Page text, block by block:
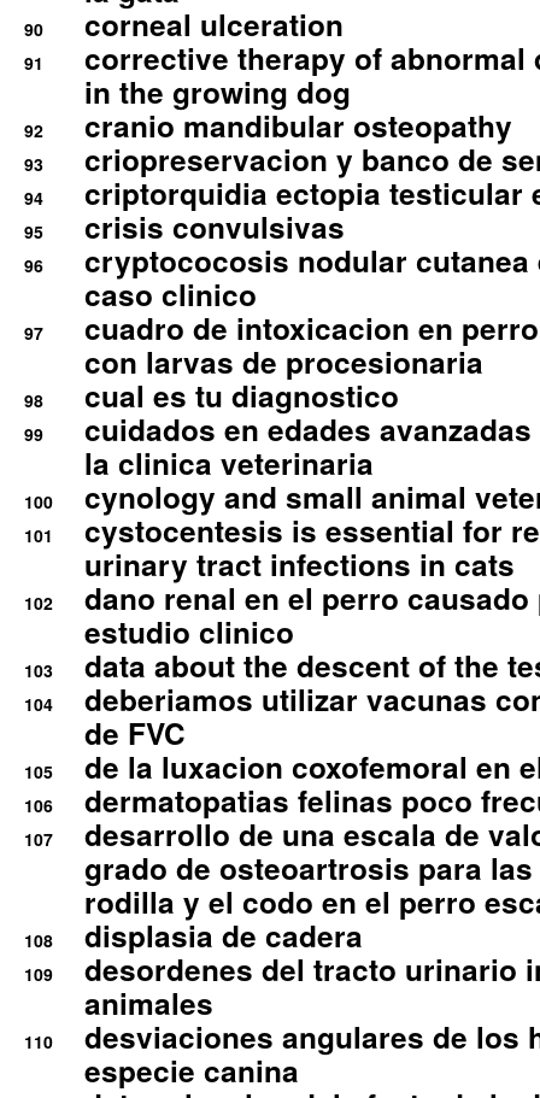
90 corneal ulceration
91
corrective therapy of abnormal
in the growing dog
92 cranio mandibular osteopathy
93 criopreservacion y banco de
94 criptorquidia ectopia testicular
95 crisis convulsivas
96
cryptococosis nodular cutanea
caso clinico
97
cuadro de intoxicacion en
con larvas de procesionaria
98 cual es tu diagnostico
99
cuidados en edades
la clinica veterinaria
100 cynology and small animal
101
cystocentesis is essential for
urinary tract infections in cats
102
dano renal en el perro
estudio clinico
103 data about the descent of the
104
deberiamos utilizar vacunas
de FVC
105 de la luxacion coxofemoral en
106 dermatopatias felinas poco
107
desarrollo de una escala de
grado de osteoartrosis para
rodilla y el codo en el perro
108 displasia de cadera
109
desordenes del tracto urinario
animales
110
desviaciones angulares de los
especie canina